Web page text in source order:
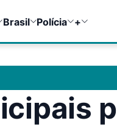
Brasil Polícia +